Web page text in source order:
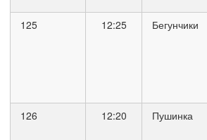
125 12:25 Бегунчики
126 12:20 Пушинка